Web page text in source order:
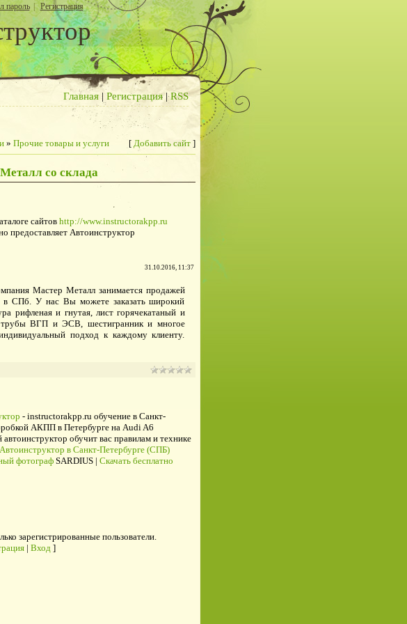
пароль | Регистрация
Главная| Регистрация|RSS
» Прочие товары и услуги [ Добавить сайт]
со склада
сайтов http://www.instructorakpp.ru
предоставляет Автоинструктор
31.10.2016, 11:37
Мастер Металл занимается продажей
в СПб. У нас Вы можете заказать широкий
рифленая и гнутая, лист горячекатаный и
трубы ВГП и ЭСВ, шестигранник и многое
подход к каждому клиенту.
- instructorakpp.ru обучение в Санкт-
АКПП в Петербурге на Audi A6
обучит вас правилам и технике
Автоинструктор в Санкт-Петербурге (СПБ)
фотографSARDIUS | Скачать бесплатно
зарегистрированные пользователи.
| Вход]